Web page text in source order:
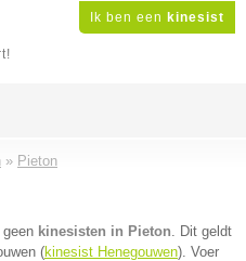
Ik ben een kinesist
» Pieton
kinesisten in Pieton. Dit geldt
(kinesist Henegouwen). Voer